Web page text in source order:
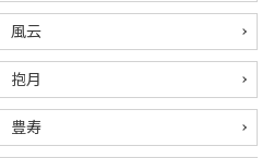
風云
抱月
豊寿